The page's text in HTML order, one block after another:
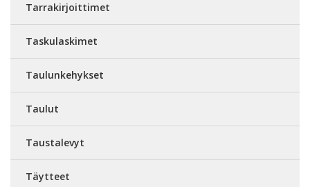
Tarrakirjoittimet
Taskulaskimet
Taulunkehykset
Taulut
Taustalevyt
Täytteet